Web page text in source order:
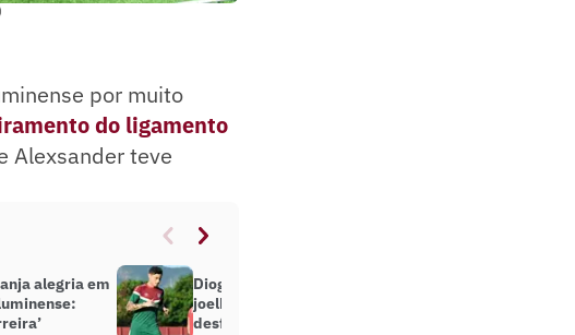
por muito
do ligamento
Alexsander teve
alegria em
Diogo Barbosa sofre lesão no
joelho esquerdo em treino e
desfalca o Fluminense